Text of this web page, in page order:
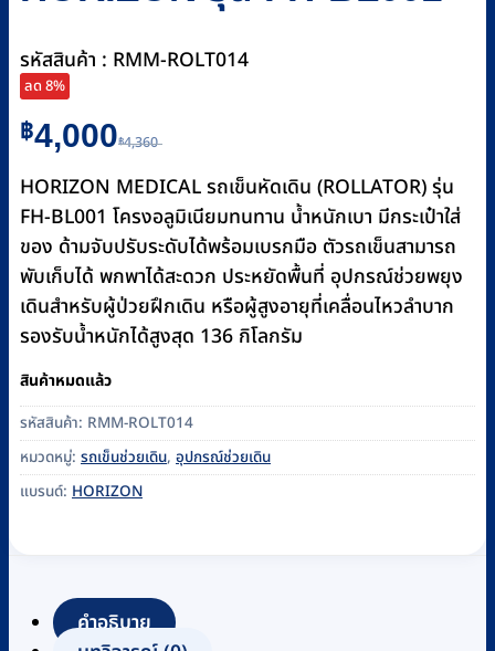
รหัสสินค้า : RMM-ROLT014
ลด 8%
฿4,360
Original
price
was:
฿4,360.
฿4,000
Current
price
is:
฿4,000.
HORIZON MEDICAL รถเข็นหัดเดิน (ROLLATOR) รุ่น
FH-BL001 โครงอลูมิเนียมทนทาน น้ำหนักเบา มีกระเป๋าใส่
ของ ด้ามจับปรับระดับได้พร้อมเบรกมือ ตัวรถเข็นสามารถ
พับเก็บได้ พกพาได้สะดวก ประหยัดพื้นที่ อุปกรณ์ช่วยพยุง
เดินสำหรับผู้ป่วยฝึกเดิน หรือผู้สูงอายุที่เคลื่อนไหวลำบาก
รองรับน้ำหนักได้สูงสุด 136 กิโลกรัม
สินค้าหมดแล้ว
รหัสสินค้า: RMM-ROLT014
หมวดหมู่: รถเข็นช่วยเดิน, อุปกรณ์ช่วยเดิน
แบรนด์: HORIZON
คำอธิบาย